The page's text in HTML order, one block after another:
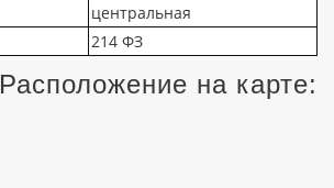
центральная
214 ФЗ
Расположение на карте: